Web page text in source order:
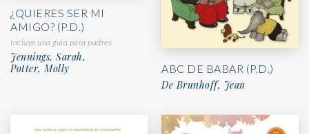
¿QUIERES SER MI
AMIGO? (P.D.)
Incluye una guía para padres
Jennings, Sarah,
Potter, Molly
ABC DE BABAR (P.D.)
De Brunhoff, Jean